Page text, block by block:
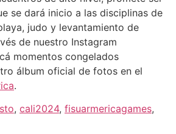
se dará inicio a las disciplinas de
judo y levantamiento de
de nuestro Instagram
momentos congelados
álbum oficial de fotos en el
.
, cali2024, fisuarmericagames,